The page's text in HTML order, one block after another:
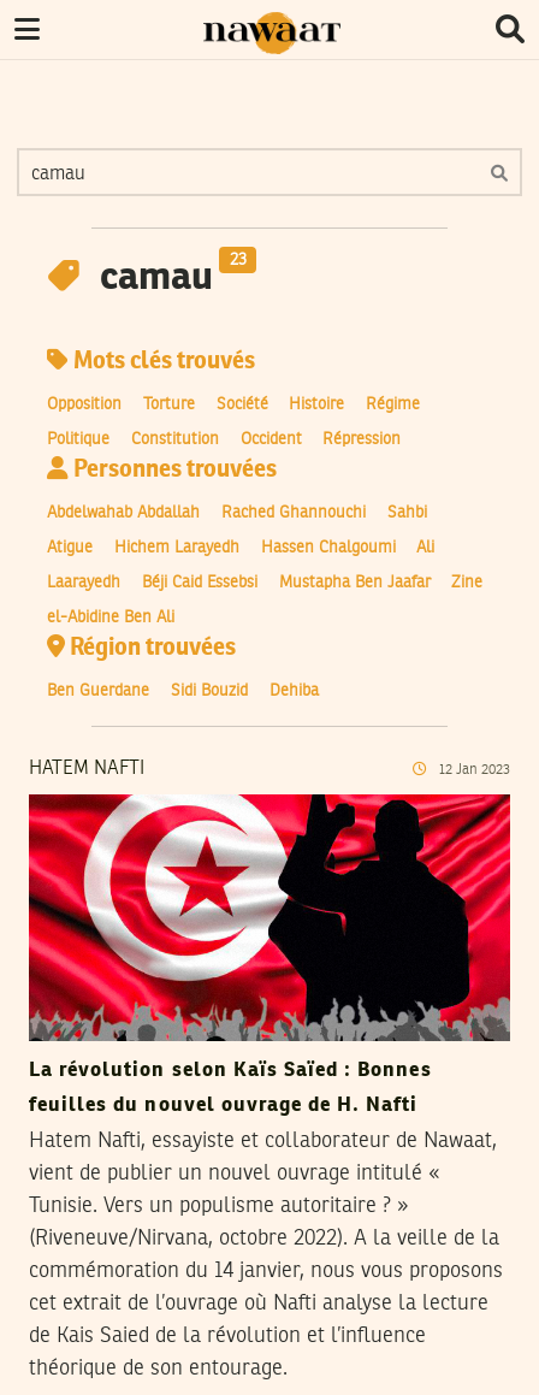
camau 23
Mots clés trouvés
Opposition Torture Société Histoire Régime
Politique Constitution Occident Répression
Personnes trouvées
Abdelwahab Abdallah Rached Ghannouchi Sahbi
Atigue Hichem Larayedh Hassen Chalgoumi Ali
Laarayedh Béji Caid Essebsi Mustapha Ben Jaafar Zine
el-Abidine Ben Ali
Région trouvées
Ben Guerdane Sidi Bouzid Dehiba
HATEM NAFTI 12 Jan 2023
La révolution selon Kaïs Saïed : Bonnes
feuilles du nouvel ouvrage de H. Nafti
Hatem Nafti, essayiste et collaborateur de Nawaat,
vient de publier un nouvel ouvrage intitulé «
Tunisie. Vers un populisme autoritaire ? »
(Riveneuve/Nirvana, octobre 2022). A la veille de la
commémoration du 14 janvier, nous vous proposons
cet extrait de l’ouvrage où Nafti analyse la lecture
de Kais Saied de la révolution et l’influence
théorique de son entourage.